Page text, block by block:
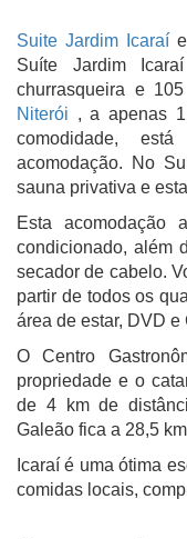
Suite Jardim Icaraí
Suíte Jardim
churrasqueira e
Niterói , a apenas
comodidade,
acomodação. No
sauna privativa e
Esta acomodação
condicionado, além
secador de cabelo.
partir de todos os
área de estar, DVD e
O Centro
propriedade e o
de 4 km de
Galeão fica a 28,5
Icaraí é uma ótima
comidas locais,